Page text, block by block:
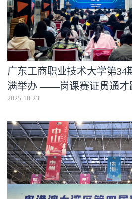
广东工商职业技术大学第34
满举办 ——岗课赛证贯通才
2025.10.23